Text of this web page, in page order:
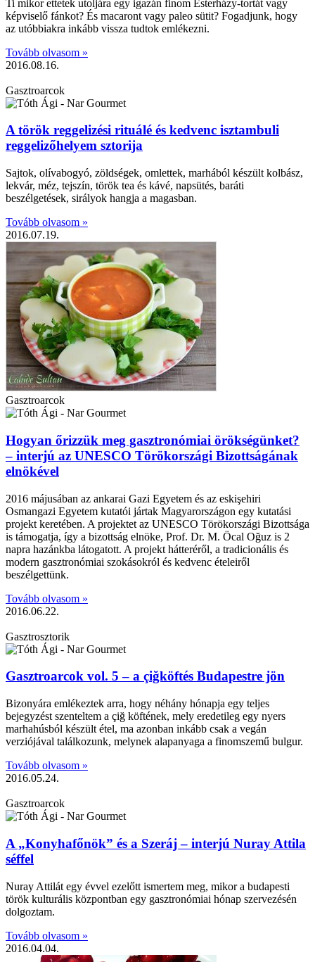
Ti mikor ettetek utoljára egy igazán finom Esterházy-tortát vagy
képviselő fánkot? És macaront vagy paleo sütit? Fogadjunk, hogy
az utóbbiakra inkább vissza tudtok emlékezni.
Tovább olvasom »
2016.08.16.
Gasztroarcok
A török reggelizési rituálé és kedvenc isztambuli
reggelizőhelyem sztorija
Sajtok, olívabogyó, zöldségek, omlettek, marhából készült kolbász,
lekvár, méz, tejszín, török tea és kávé, napsütés, baráti
beszélgetések, sirályok hangja a magasban.
Tovább olvasom »
2016.07.19.
Gasztroarcok
Hogyan őrizzük meg gasztronómiai örökségünket?
– interjú az UNESCO Törökországi Bizottságának
elnökével
2016 májusában az ankarai Gazi Egyetem és az eskişehiri
Osmangazi Egyetem kutatói jártak Magyarországon egy kutatási
projekt keretében. A projektet az UNESCO Törökországi Bizottsága
is támogatja, így a bizottság elnöke, Prof. Dr. M. Öcal Oğuz is 2
napra hazánkba látogatott. A projekt hátteréről, a tradicionális és
modern gasztronómiai szokásokról és kedvenc ételeiről
beszélgettünk.
Tovább olvasom »
2016.06.22.
Gasztrosztorik
Gasztroarcok vol. 5 – a çiğköftés Budapestre jön
Bizonyára emlékeztek arra, hogy néhány hónapja egy teljes
bejegyzést szenteltem a çiğ köftének, mely eredetileg egy nyers
marhahúsból készült étel, ma azonban inkább csak a vegán
verziójával találkozunk, melynek alapanyaga a finomszemű bulgur.
Tovább olvasom »
2016.05.24.
Gasztroarcok
A „Konyhafőnök” és a Szeráj – interjú Nuray Attila
séffel
Nuray Attilát egy évvel ezelőtt ismertem meg, mikor a budapesti
török kulturális központban egy gasztronómiai hónap szervezésén
dolgoztam.
Tovább olvasom »
2016.04.04.